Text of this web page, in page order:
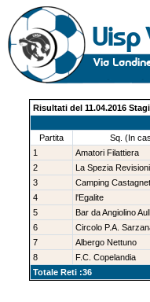
Risultati del 11.04.2016
Partita
Sq. (In
1
Amatori Filattiera
2
La Spezia Revisioni
3
Camping
4
l'Egalite
5
Bar da Angiolino
6
Circolo P.A.
7
Albergo Nettuno
8
F.C. Copelandia
Totale Reti :36